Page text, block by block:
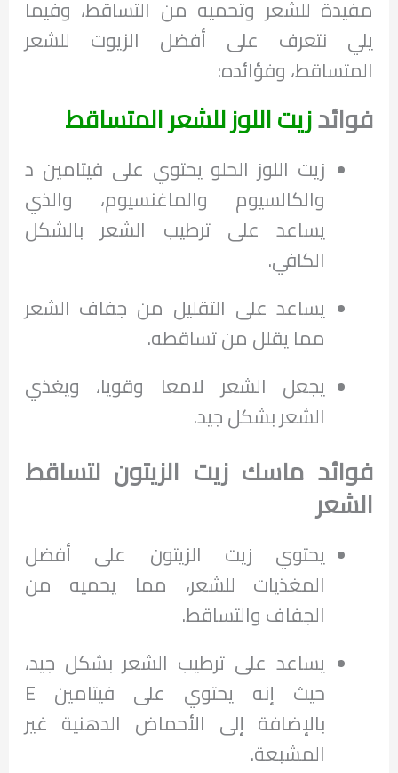
مفيدة للشعر وتحميه من التساقط، وفيما
يلي نتعرف على أفضل الزيوت للشعر
المتساقط، وفؤائده:
فوائدزيت اللوز للشعر المتساقط
زيت اللوز الحلو يحتوي على فيتامين د
والكالسيوم والماغنسيوم، والذي
يساعد على ترطيب الشعر بالشكل
الكافي.
يساعد على التقليل من جفاف الشعر
مما يقلل من تساقطه.
يجعل الشعر لامعا وقويا، ويغذي
الشعر بشكل جيد.
فوائد ماسك زيت الزيتون لتساقط
الشعر
يحتوي زيت الزيتون على أفضل
المغذيات للشعر، مما يحميه من
الجفاف والتساقط.
يساعد على ترطيب الشعر بشكل جيد،
حيث إنه يحتوي على فيتامين E
بالإضافة إلى الأحماض الدهنية غير
المشبعة.